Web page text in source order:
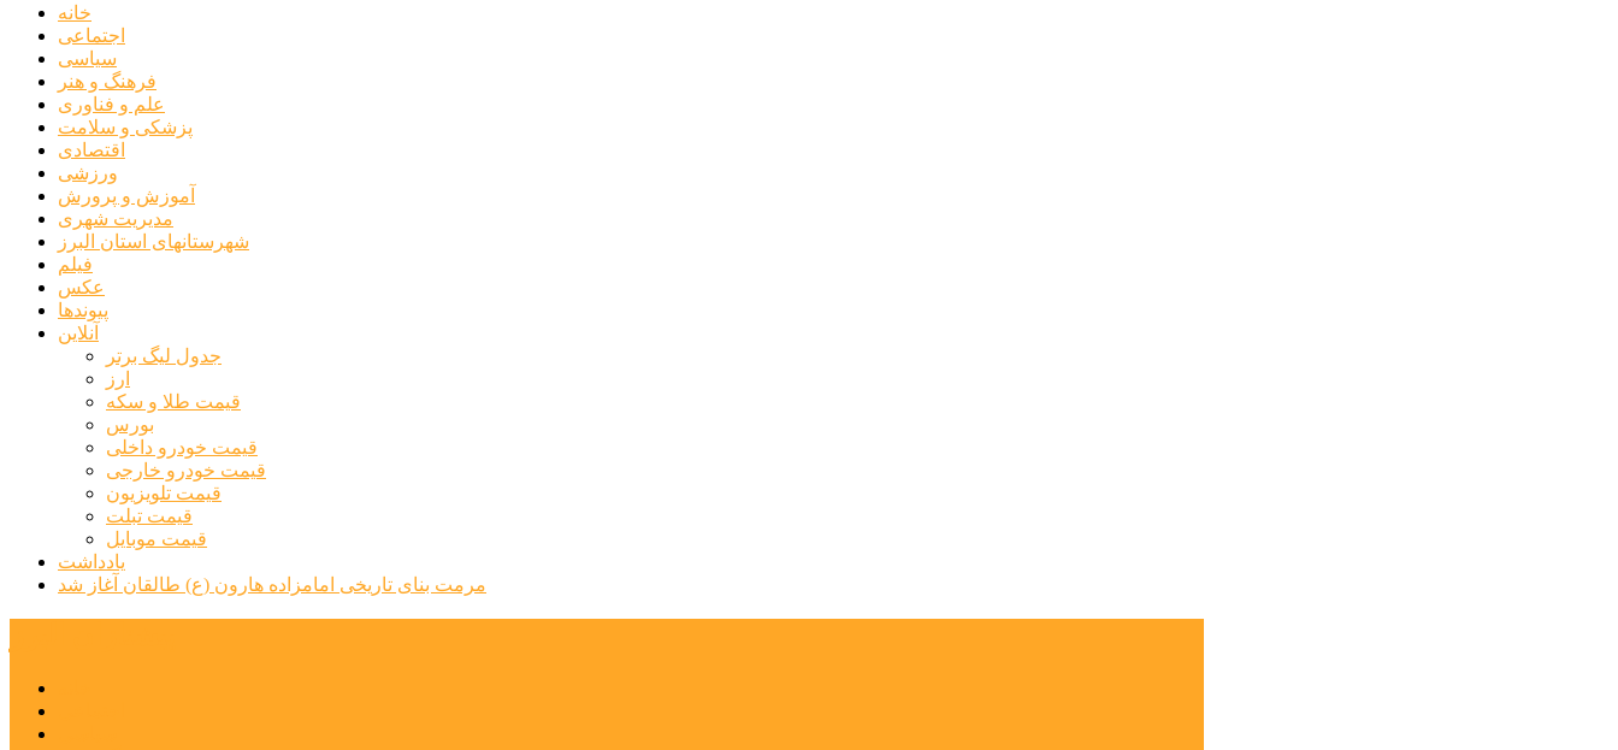
خانه
اجتماعی
سیاسی
فرهنگ و هنر
علم و فناوری
پزشکی و سلامت
اقتصادی
ورزشی
آموزش و پرورش
مدیریت شهری
شهرستانهای استان البرز
فیلم
عکس
پیوندها
آنلاین
جدول لیگ برتر
ارز
قیمت طلا و سکه
بورس
قیمت خودرو داخلی
قیمت خودرو خارجی
قیمت تلویزیون
قیمت تبلت
قیمت موبایل
یادداشت
مرمت بنای تاریخی امامزاده هارون (ع) طالقان آغاز شد